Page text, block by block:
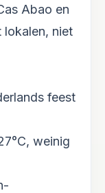
Abao en
lokalen, niet
feest
weinig